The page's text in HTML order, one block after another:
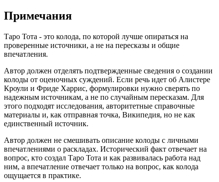
Примечания
Таро Тота - это колода, по которой лучше опираться на
проверенные источники, а не на пересказы и общие
впечатления.
Автор должен отделять подтвержденные сведения о создании
колоды от оценочных суждений. Если речь идет об Алистере
Кроули и Фриде Харрис, формулировки нужно сверять по
надежным источникам, а не по случайным пересказам. Для
этого подходят исследования, авторитетные справочные
материалы и, как отправная точка, Википедия, но не как
единственный источник.
Автор должен не смешивать описание колоды с личными
впечатлениями о раскладах. Исторический факт отвечает на
вопрос, кто создал Таро Тота и как развивалась работа над
ним, а впечатление отвечает только на вопрос, как колода
ощущается в практике.